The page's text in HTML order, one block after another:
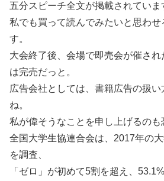
五分スピーチ全文が掲載されていま
私でも買って読んでみたいと思わ
す。
大会終了後、会場で即売会が催さ
は完売だっと。
広告会社としては、書籍広告の扱
ね。
私が偉そうなことを申し上げるのも
全国大学生協連合会は、2017年の
を調査、
「ゼロ」が初めて5割を超え、